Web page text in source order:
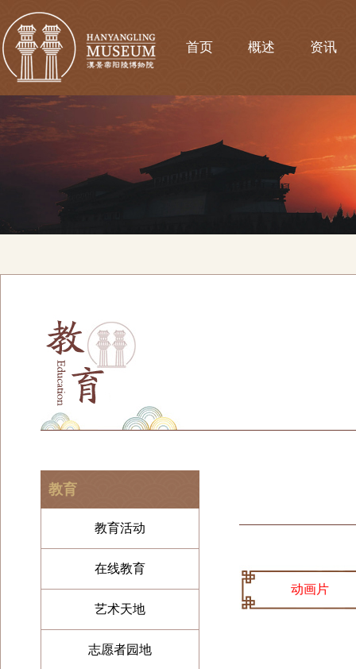
首页 概述 资讯
教育
教育活动
在线教育
艺术天地
志愿者园地
动画片